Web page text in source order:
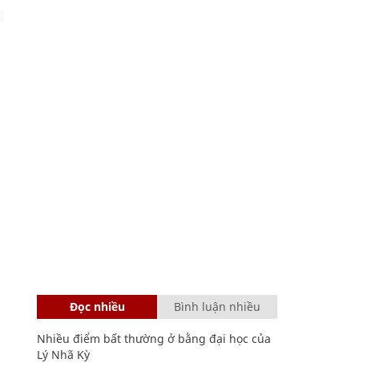
Đọc nhiều Bình luận nhiều
Nhiều điểm bất thường ở bằng đại học của
Lý Nhã Kỳ